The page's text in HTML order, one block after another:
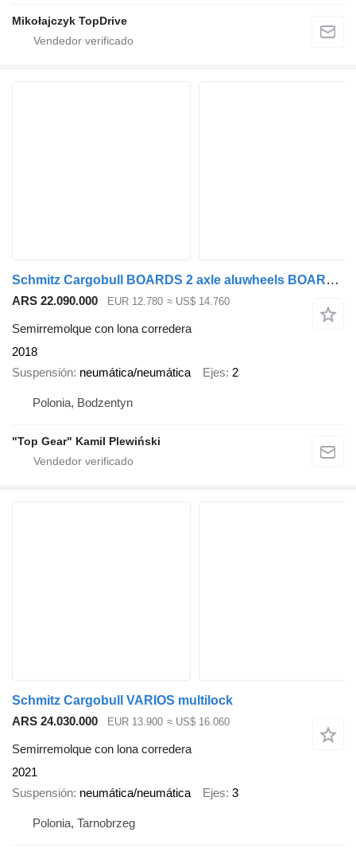
Mikołajczyk TopDrive
Schmitz Cargobull BOARDS 2 axle aluwheels BOARDWAND from DE Germany TOP1 CODNITION
ARS 22.090.000 EUR 12.780 ≈ US$ 14.760
Semirremolque con lona corredera
2018
Suspensión neumática/neumática Ejes 2
Polonia, Bodzentyn
"Top Gear" Kamil Plewiński
Schmitz Cargobull VARIOS multilock
ARS 24.030.000
EUR 13.900 ≈ US$ 16.060
Semirremolque con lona corredera
2021
Suspensión neumática/neumática Ejes 3
Polonia, Tarnobrzeg